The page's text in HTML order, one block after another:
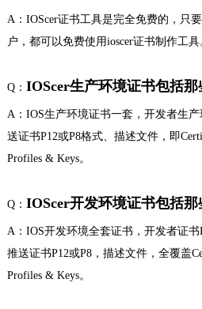
A：IOScer证书工具是完全免费的，只
户，都可以免费使用ioscer证书制作工具
Q： IOScer生产环境证书包括那
A：IOS生产环境证书一套，开发者生
送证书P12或P8格式、描述文件，即
Profiles & Keys。
Q： IOScer开发环境证书包括那
A：IOS开发环境全套证书，开发者证书
推送证书P12或P8，描述文件，全覆盖
Profiles & Keys。